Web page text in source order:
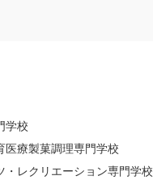
学校
医療製菓調理専門学校
・レクリエーション専門学校